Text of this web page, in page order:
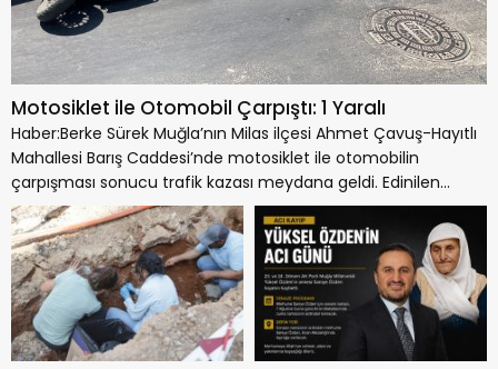
Motosiklet ile Otomobil Çarpıştı: 1 Yaralı
Haber:Berke Sürek Muğla’nın Milas ilçesi Ahmet Çavuş-Hayıtlı
Mahallesi Barış Caddesi’nde motosiklet ile otomobilin
çarpışması sonucu trafik kazası meydana geldi. Edinilen...